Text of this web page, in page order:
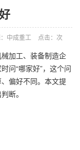
中成重工 点击： 次
加工、装备制造企
问“哪家好”，这个问
偏好不同。本文提
断。